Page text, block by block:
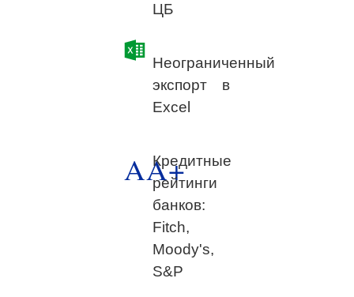
ЦБ
Неограниченный
экспорт в
Excel
AA+
Кредитные
рейтинги
банков:
Fitch,
Moody's,
S&P